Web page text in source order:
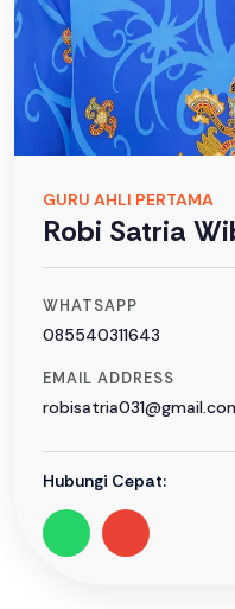
GURU AHLI PERTAMA
Robi Satria
WHATSAPP
085540311643
EMAIL ADDRESS
Hubungi Cepat: